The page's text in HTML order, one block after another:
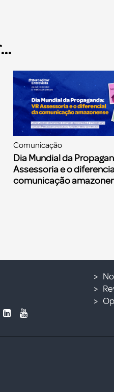
Comunicação
Dia Mundial da
Assessoria e o
comunicação